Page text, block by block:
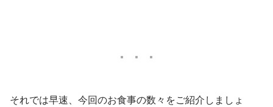
それでは早速、今回のお食事の数々をご紹介しましょ